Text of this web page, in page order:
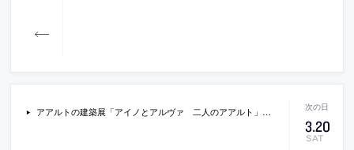
3.20
SAT
アアルトの建築展「アイノとアルヴァ 二人のアアルト」をフォトレポート。世田谷美術館で開催され、原寸大での展示も多数展開